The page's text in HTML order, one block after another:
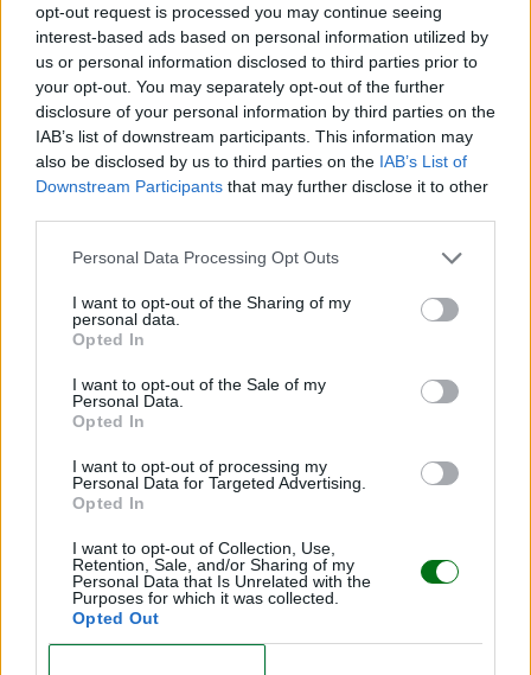
opt-out request is processed you may continue seeing
interest-based ads based on personal information utilized by
us or personal information disclosed to third parties prior to
your opt-out. You may separately opt-out of the further
disclosure of your personal information by third parties on the
IAB’s list of downstream participants. This information may
also be disclosed by us to third parties on the IAB’s List of
Downstream Participants that may further disclose it to other
Personal Data Processing Opt Outs
I want to opt-out of the Sharing of my
personal data.
Opted In
I want to opt-out of the Sale of my
Personal Data.
Opted In
I want to opt-out of processing my
Personal Data for Targeted Advertising.
Opted In
I want to opt-out of Collection, Use,
Retention, Sale, and/or Sharing of my
Personal Data that Is Unrelated with the
Purposes for which it was collected.
Opted Out
¿Por qué acudir a las clases de preparación al
parto?
LEER
Posturas para afrontar el dolor del parto